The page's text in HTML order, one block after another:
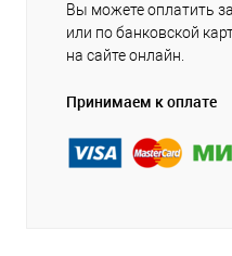
Вы можете оплатить
или по банковской
на сайте онлайн.
Принимаем к оплате